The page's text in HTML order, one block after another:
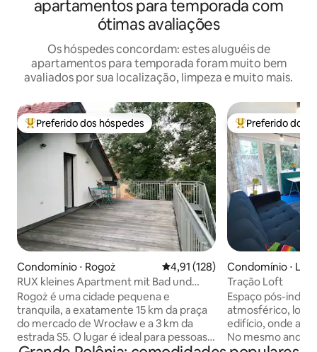
apartamentos para temporada com
ótimas avaliações
Os hóspedes concordam: estes aluguéis de
apartamentos para temporada foram muito bem
avaliados por sua localização, limpeza e muito mais.
Entre os melhores preferidos dos hóspedes
Preferido dos hóspedes
Condomínio ⋅ Rogoż 4,91 de uma avaliação média de
4,91 (128)
RUX kleines Apartment mit Bad und
Terrasse
Rogoż é uma cidade pequena e
tranquila, a exatamente 15 km da praça
do mercado de Wrocław e a 3 km da
estrada S5. O lugar é ideal para pessoas
Entre os
Preferido dos
Condomínio ⋅
Tração Loft
Espaço pós-
atmosférico,
edifício, onde
No mesmo